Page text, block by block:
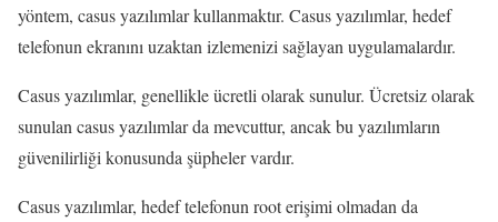
yöntem, casus yazılımlar kullanmaktır. Casus yazılımlar, hedef
telefonun ekranını uzaktan izlemenizi sağlayan uygulamalardır.
Casus yazılımlar, genellikle ücretli olarak sunulur. Ücretsiz olarak
sunulan casus yazılımlar da mevcuttur, ancak bu yazılımların
güvenilirliği konusunda şüpheler vardır.
Casus yazılımlar, hedef telefonun root erişimi olmadan da